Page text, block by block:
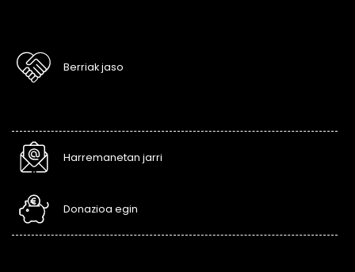
Berriak jaso
Harremanetan jarri
Donazioa egin